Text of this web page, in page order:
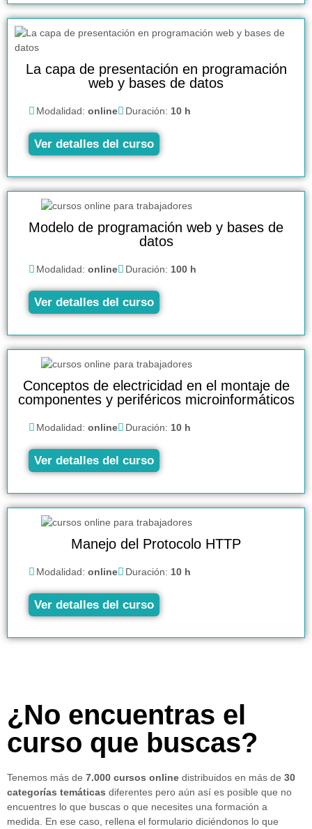
La capa de presentación en programación
web y bases de datos
Modalidad: online Duración: 10 h
Ver detalles del curso
Modelo de programación web y bases de
datos
Modalidad: online Duración: 100 h
Ver detalles del curso
Conceptos de electricidad en el montaje de
componentes y periféricos microinformáticos
Modalidad: online Duración: 10 h
Ver detalles del curso
Manejo del Protocolo HTTP
Modalidad: online Duración: 10 h
Ver detalles del curso
¿No encuentras el
curso que buscas?
Tenemos más de 7.000 cursos online distribuidos en más de 30
categorías temáticas diferentes pero aún así es posible que no
encuentres lo que buscas o que necesites una formación a
medida. En ese caso, rellena el formulario diciéndonos lo que